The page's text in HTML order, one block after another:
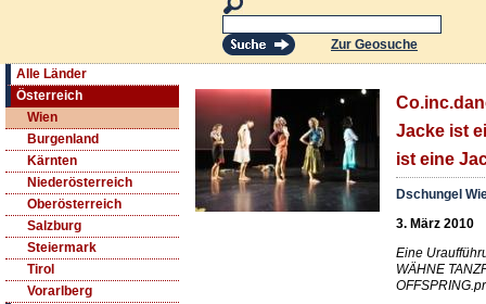
Zur Geosuche
Alle Länder
Österreich
Wien
Burgenland
Kärnten
Niederösterreich
Oberösterreich
Salzburg
Steiermark
Tirol
Vorarlberg
Jacke ist
ist eine
Dschungel
3. März 2010
Eine
WÄHNE